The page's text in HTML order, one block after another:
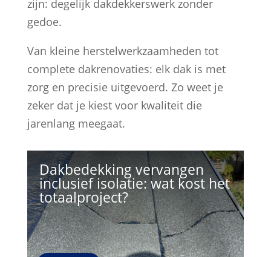
zijn: degelijk dakdekkerswerk zonder
gedoe.
Van kleine herstelwerkzaamheden tot
complete dakrenovaties: elk dak is met
zorg en precisie uitgevoerd. Zo weet je
zeker dat je kiest voor kwaliteit die
jarenlang meegaat.
Dakbedekking vervangen
inclusief isolatie: wat kost het
totaalproject?